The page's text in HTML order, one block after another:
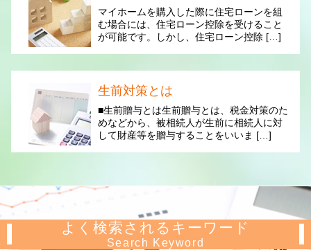
マイホームを購入した際に住宅ローンを組
む場合には、住宅ローン控除を受けること
が可能です。しかし、住宅ローン控除 […]
生前対策とは
■生前贈与とは生前贈与とは、税金対策のた
めなどから、被相続人が生前に相続人に対
して財産等を贈与することをいいま […]
よく検索されるキーワード
Search Keyword